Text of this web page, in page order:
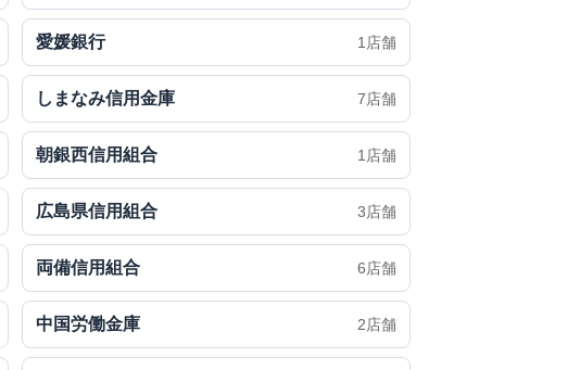
愛媛銀行 1店舗
しまなみ信用金庫 7店舗
朝銀西信用組合 1店舗
広島県信用組合 3店舗
両備信用組合 6店舗
中国労働金庫 2店舗